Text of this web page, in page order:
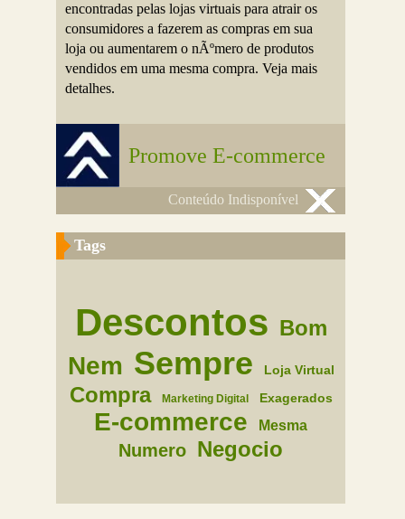
encontradas pelas lojas virtuais para atrair os
consumidores a fazerem as compras em sua
loja ou aumentarem o nÃºmero de produtos
vendidos em uma mesma compra. Veja mais
detalhes.
Promove E-commerce
Conteúdo Indisponível
Tags
Descontos Bom
Nem Sempre Loja Virtual
Compra Marketing Digital Exagerados
E-commerce Mesma
Numero Negocio